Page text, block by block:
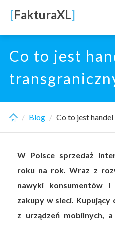
main
content
[FakturaXL]
Co to jest
Blog Co to jest
W Polsce sprzedaż
roku na rok. Wraz z
nawyki konsumentów
zakupy w sieci. Kupujący
z urządzeń mobilnych,